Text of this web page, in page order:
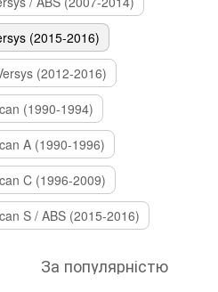
(2015-2016)
(2012-2016)
(1990-1994)
A (1990-1996)
C (1996-2009)
S / ABS (2015-2016)
За популярністю